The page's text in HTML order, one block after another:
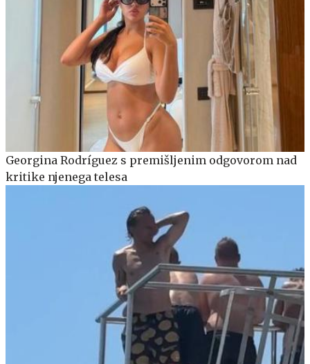
Georgina Rodríguez s premišljenim odgovorom nad
kritike njenega telesa